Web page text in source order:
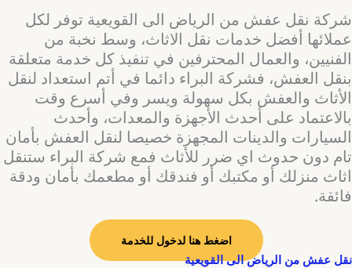
شركة نقل عفش من الرياض الى القويعية توفر لكل
عملائها أفضل خدمات نقل الاثاث، وسط نخبة من
الفنيين، والعمال المحترفين في تنفيذ كل خدمة متعلقة
بنقل العفش، فشركة البراء دائما في أتم استعداد لنقل
الأثاث والعفش بكل سهولة ويسر وفي أسرع وقت
بالاعتماد على أحدث الأجهزة والمعدات، وأحدث
السيارات والدينات المجهزة خصيصا لنقل العفش بأمان
تام دون حدوث اي ضرر للأثاث فمع شركة البراء ستنقل
اثاث منزلك أو مكتبك أو فندقك أو مطعمك بأمان ودقة
فائقة.
اضغط هنا لدخول للخدمة
نقل عفش من الرياض الى القويعية